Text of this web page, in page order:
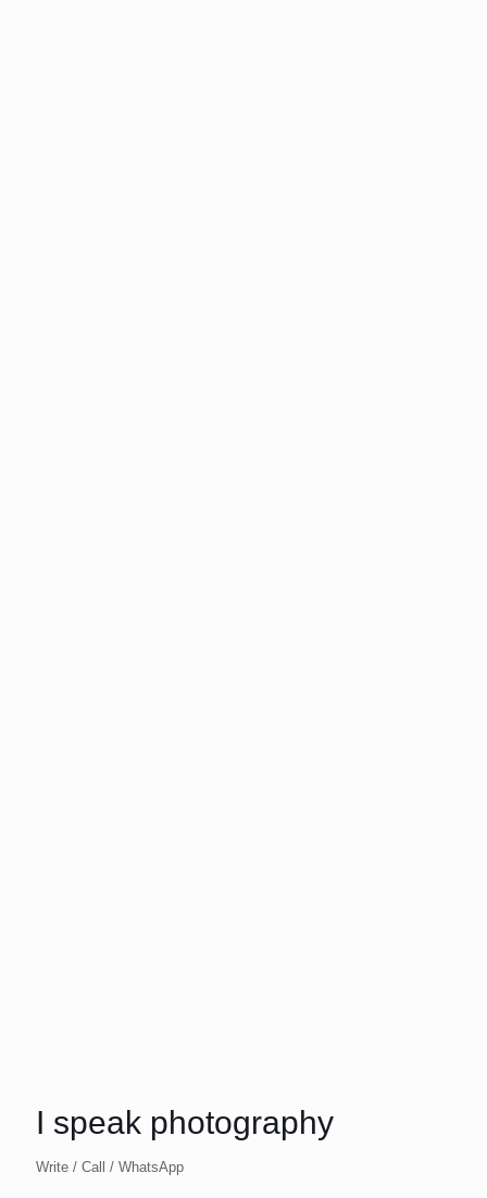
I speak photography
Write / Call / WhatsApp